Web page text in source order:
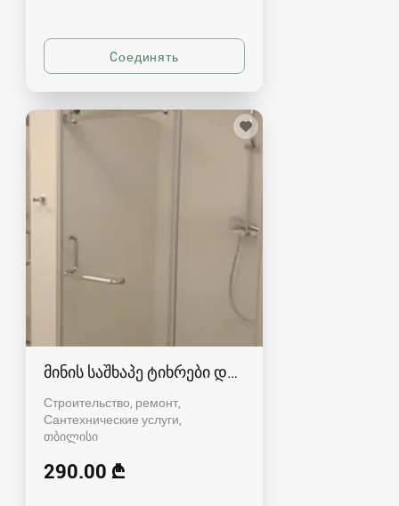
მინის საშხაპე ტიხრები და კაბინები
Строительство, ремонт,
Сантехнические услуги
თბილისი
290.00 ₾